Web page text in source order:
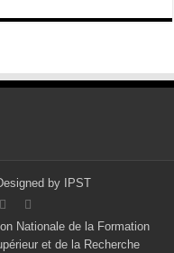
by IPST
Nationale de la Formation
et de la Recherche